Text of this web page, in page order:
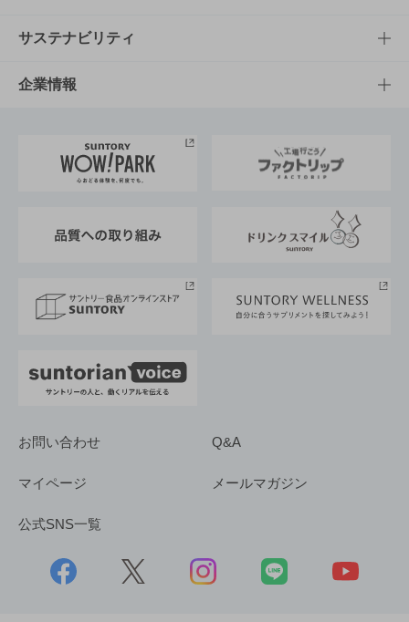
商品発売情報
栄養成分一覧
キャンペーン
工場見学
地域情報
文化・スポーツTOP
サントリーホール
サントリーサンバーズ大阪
サステナビリティ
サステナビリティTOP
サントリーが考えるサステナビリティ経営
企業情報
企業概要
採用情報
お問い合わせ Q&A
マイページ メールマガジン
公式SNS一覧